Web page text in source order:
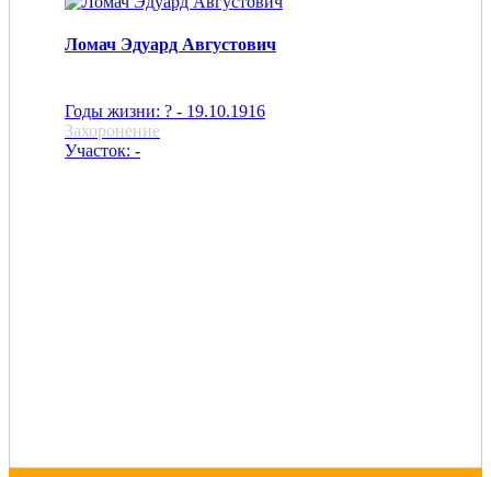
Ломач Эдуард Августович
Годы жизни: ? - 19.10.1916
Захоронение
Участок: -